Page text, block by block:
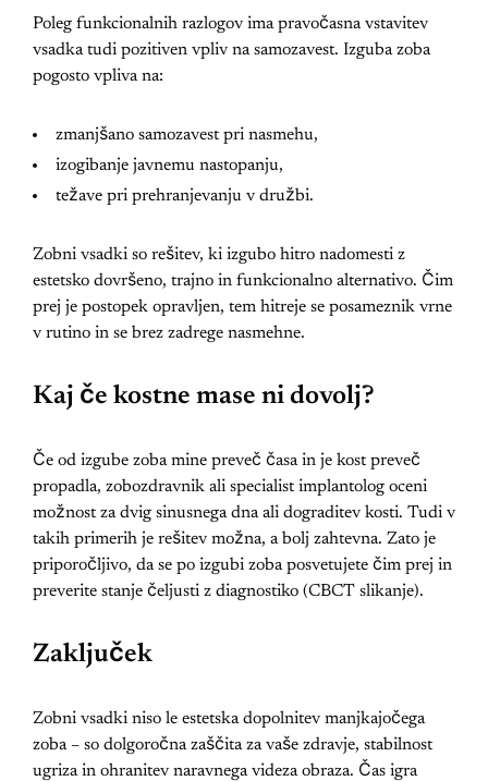
Poleg funkcionalnih razlogov ima pravočasna vstavitev
vsadka tudi pozitiven vpliv na samozavest. Izguba zoba
pogosto vpliva na:
zmanjšano samozavest pri nasmehu,
izogibanje javnemu nastopanju,
težave pri prehranjevanju v družbi.
Zobni vsadki so rešitev, ki izgubo hitro nadomesti z
estetsko dovršeno, trajno in funkcionalno alternativo. Čim
prej je postopek opravljen, tem hitreje se posameznik vrne
v rutino in se brez zadrege nasmehne.
Kaj če kostne mase ni dovolj?
Če od izgube zoba mine preveč časa in je kost preveč
propadla, zobozdravnik ali specialist implantolog oceni
možnost za dvig sinusnega dna ali dograditev kosti. Tudi v
takih primerih je rešitev možna, a bolj zahtevna. Zato je
priporočljivo, da se po izgubi zoba posvetujete čim prej in
preverite stanje čeljusti z diagnostiko (CBCT slikanje).
Zaključek
Zobni vsadki niso le estetska dopolnitev manjkajočega
zoba – so dolgoročna zaščita za vaše zdravje, stabilnost
ugriza in ohranitev naravnega videza obraza. Čas igra